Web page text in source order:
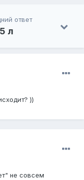
ответ
л
))
не совсем